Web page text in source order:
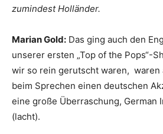
zumindest Holländer.
Marian Gold: Das ging auch den
unserer ersten „Top of the Pops“-
wir so rein gerutscht waren, waren
beim Sprechen einen deutschen
eine große Überraschung, German
(lacht).